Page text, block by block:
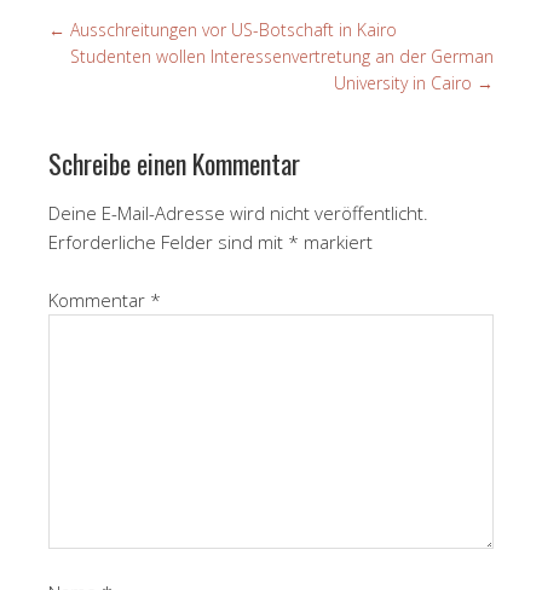
← Ausschreitungen vor US-Botschaft in Kairo
Studenten wollen Interessenvertretung an der German
University in Cairo →
Schreibe einen Kommentar
Deine E-Mail-Adresse wird nicht veröffentlicht.
Erforderliche Felder sind mit * markiert
Kommentar *